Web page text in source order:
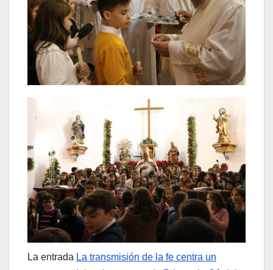
La entrada La transmisión de la fe centra un